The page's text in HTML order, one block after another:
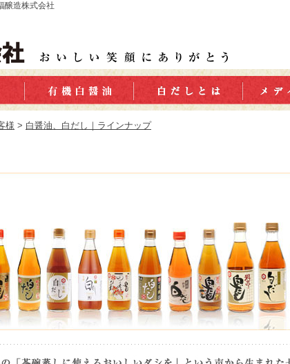
醸造株式会社
様 > 白醤油、白だし｜ラインナップ